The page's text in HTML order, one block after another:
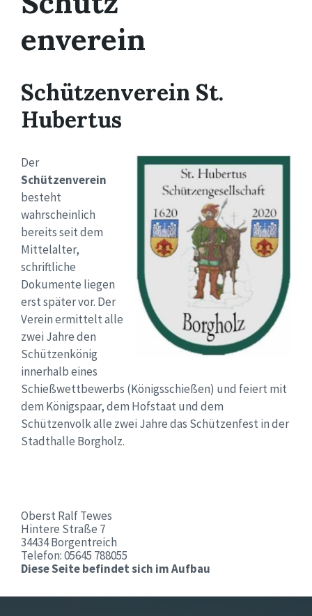
enverein
Schützenverein St.
Hubertus
Der
Schützenverein
besteht
wahrscheinlich
bereits seit dem
Mittelalter,
schriftliche
Dokumente liegen
erst später vor. Der
Verein ermittelt alle
zwei Jahre den
Schützenkönig
innerhalb eines
Schießwettbewerbs (Königsschießen) und feiert mit
dem Königspaar, dem Hofstaat und dem
Schützenvolk alle zwei Jahre das Schützenfest in der
Stadthalle Borgholz.
Oberst Ralf Tewes
Hintere Straße 7
34434 Borgentreich
Telefon:05645 788055
Diese Seite befindet sich im Aufbau